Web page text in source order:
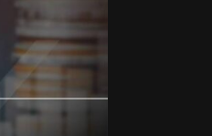
Alto contraste